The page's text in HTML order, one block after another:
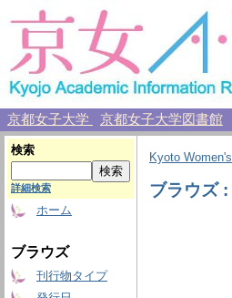
京都女子大学 京都女子大学図書館
検索
詳細検索
ホーム
ブラウズ
刊行物タイプ
Kyoto
ブラウズ